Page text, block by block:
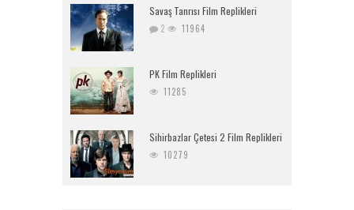
Savaş Tanrısı Film Replikleri
2 11964
PK Film Replikleri
11285
Sihirbazlar Çetesi 2 Film Replikleri
10279